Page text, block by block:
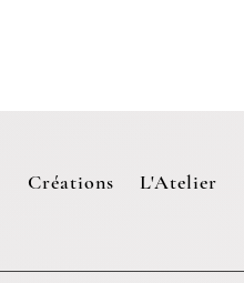
Créations L'Atelier